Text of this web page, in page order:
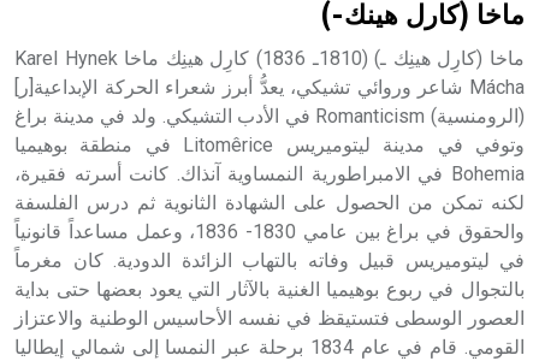
- هل تعلم أن أبجر Abgar اسم معروف جيداً يعود إلى عدد من
الملوك الذين حكموا مدينة إديسا (الرها) من أبجر الأول وحتى
التاسع، وهم ينتسبون إلى أسرة أوسروين
- هل تعلم أن الأبجدية الكنعانية تتألف من /22/ علامة كتابية
sign تكتب منفصلة غير متصلة، وتعتمد المبدأ الأكوروفوني،
حيث تقتصر القيمة الصوتية للعلامة الك
ماخا (كارل هينك-)
ماخا (كارِل هينِك ـ) (1810ـ 1836) كارِل هينِك ماخا Karel Hynek
Mácha شاعر وروائي تشيكي، يعدُّ أبرز شعراء الحركة الإبداعية[ر]
(الرومنسية) Romanticism في الأدب التشيكي. ولد في مدينة براغ
وتوفي في مدينة ليتوميريس Litomêrice في منطقة بوهيميا
Bohemia في الامبراطورية النمساوية آنذاك. كانت أسرته فقيرة،
لكنه تمكن من الحصول على الشهادة الثانوية ثم درس الفلسفة
والحقوق في براغ بين عامي 1830- 1836، وعمل مساعداً قانونياً
في ليتوميريس قبيل وفاته بالتهاب الزائدة الدودية. كان مغرماً
بالتجوال في ربوع بوهيميا الغنية بالآثار التي يعود بعضها حتى بداية
العصور الوسطى فتستيقظ في نفسه الأحاسيس الوطنية والاعتزاز
القومي. قام في عام 1834 برحلة عبر النمسا إلى شمالي إيطاليا